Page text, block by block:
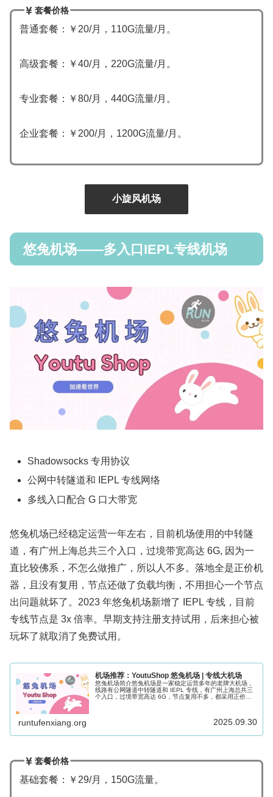
套餐价格
普通套餐：￥20/月，110G流量/月。
高级套餐：￥40/月，220G流量/月。
专业套餐：￥80/月，440G流量/月。
企业套餐：￥200/月，1200G流量/月。
小旋风机场
悠兔机场——多入口IEPL专线机场
Shadowsocks 专用协议
公网中转隧道和 IEPL 专线网络
多线入口配合 G 口大带宽
悠兔机场已经稳定运营一年左右，目前机场使用的中转隧
道，有广州上海总共三个入口，过境带宽高达 6G, 因为一
直比较佛系，不怎么做推广，所以人不多。落地全是正价机
器，且没有复用，节点还做了负载均衡，不用担心一个节点
出问题就坏了。2023 年悠兔机场新增了 IEPL 专线，目前
专线节点是 3x 倍率。早期支持注册支持试用，后来担心被
玩坏了就取消了免费试用。
机场推荐：YoutuShop 悠兔机场 | 专线大机场
悠兔机场简介悠兔机场是一家稳定运营多年的老牌大机场，
线路有公网隧道中转隧道和 IEPL 专线，有广州上海总共三
个入口，过境带宽高达 6G，节点复用不多，都采用正价机
runtufenxiang.org 2025.09.30
套餐价格
基础套餐：￥29/月，150G流量。